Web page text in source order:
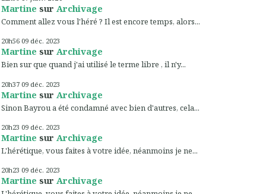
Martine sur Archivage
Comment allez vous l'héré ? Il est encore temps, alors...
20h56 09 déc. 2023
Martine sur Archivage
Bien sur que quand j'ai utilisé le terme libre , il n'y...
20h37 09 déc. 2023
Martine sur Archivage
Sinon Bayrou a été condamné avec bien d'autres, cela...
20h23 09 déc. 2023
Martine sur Archivage
L'hérétique, vous faites à votre idée, néanmoins je ne...
20h23 09 déc. 2023
Martine sur Archivage